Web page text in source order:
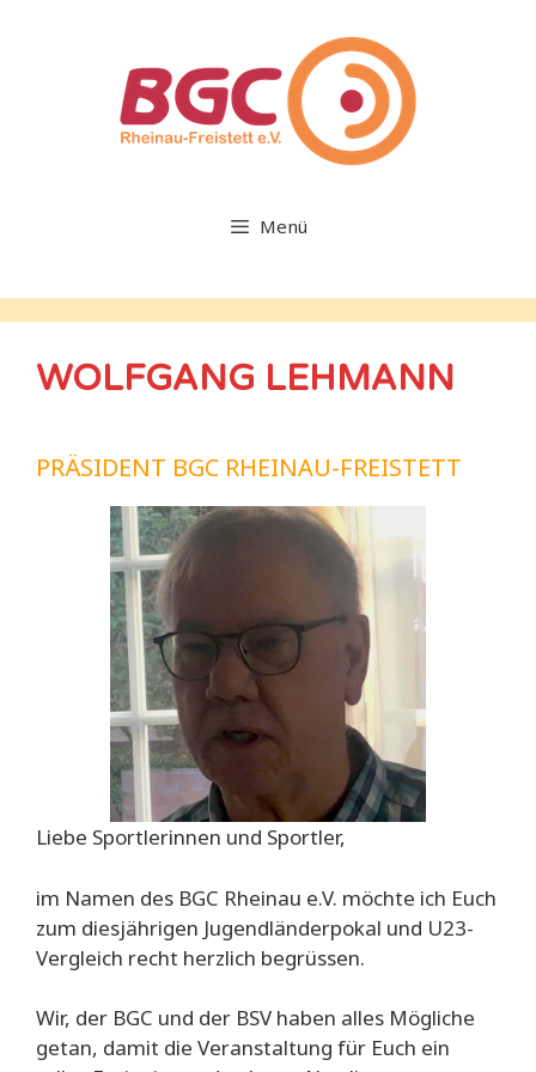
Menü
WOLFGANG LEHMANN
PRÄSIDENT BGC RHEINAU-FREISTETT
Liebe Sportlerinnen und Sportler,
im Namen des BGC Rheinau e.V. möchte ich Euch
zum diesjährigen Jugendländerpokal und U23-
Vergleich recht herzlich begrüssen.
Wir, der BGC und der BSV haben alles Mögliche
getan, damit die Veranstaltung für Euch ein